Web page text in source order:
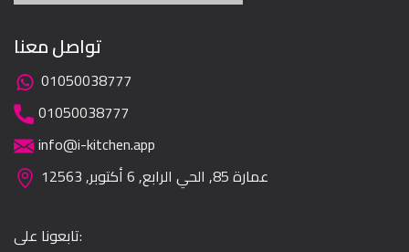
تواصل معنا
01050038777
01050038777
info@i-kitchen.app
عمارة 85, الحي الرابع, 6 أكتوبر, 12563
تابعونا على: